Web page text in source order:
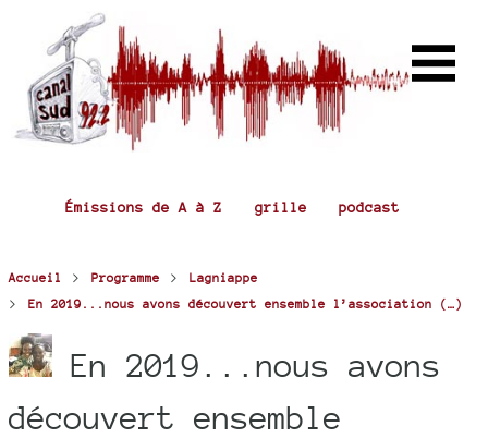
Émissions de A à Z grille podcast
Accueil > Programme > Lagniappe
> En 2019...nous avons découvert ensemble l’association (…)
En 2019...nous avons
découvert ensemble